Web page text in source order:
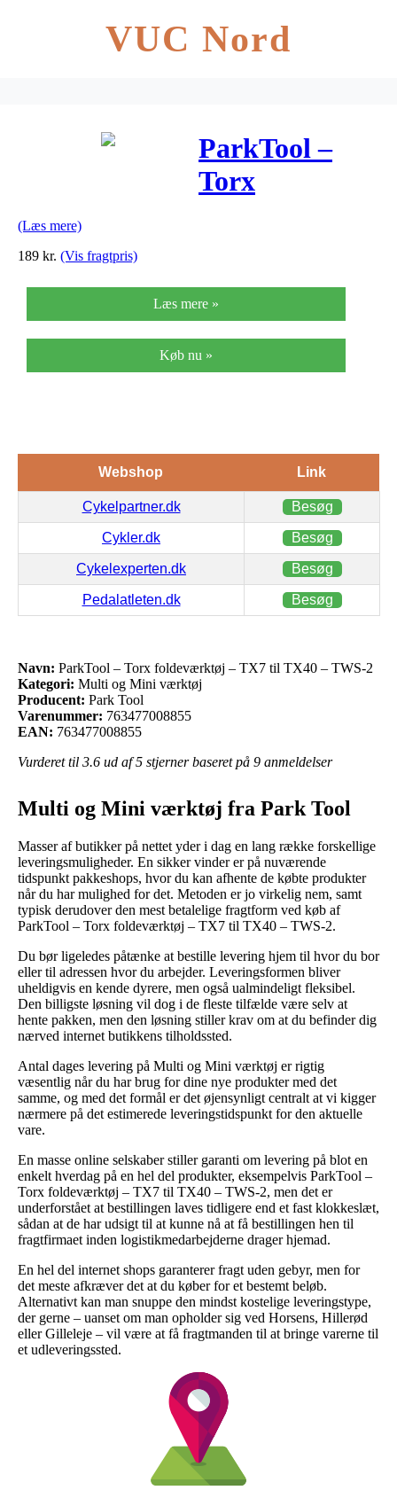
VUC Nord
ParkTool –
Torx
TWS-2
(Læs mere)
189 kr. (Vis fragtpris)
Læs mere »
Køb nu »
Webshop Link
Cykelpartner.dk Besøg
Cykler.dk Besøg
Cykelexperten.dk Besøg
Pedalatleten.dk Besøg
Navn: ParkTool – Torx foldeværktøj – TX7 til TX40 – TWS-2
Kategori: Multi og Mini værktøj
Producent: Park Tool
Varenummer: 763477008855
EAN: 763477008855
Vurderet til 3.6 ud af 5 stjerner baseret på 9 anmeldelser
Multi og Mini værktøj fra Park Tool
Masser af butikker på nettet yder i dag en lang række forskellige
leveringsmuligheder. En sikker vinder er på nuværende
tidspunkt pakkeshops, hvor du kan afhente de købte produkter
når du har mulighed for det. Metoden er jo virkelig nem, samt
typisk derudover den mest betalelige fragtform ved køb af
ParkTool – Torx foldeværktøj – TX7 til TX40 – TWS-2.
Du bør ligeledes påtænke at bestille levering hjem til hvor du bor
eller til adressen hvor du arbejder. Leveringsformen bliver
uheldigvis en kende dyrere, men også ualmindeligt fleksibel.
Den billigste løsning vil dog i de fleste tilfælde være selv at
hente pakken, men den løsning stiller krav om at du befinder dig
nærved internet butikkens tilholdssted.
Antal dages levering på Multi og Mini værktøj er rigtig
væsentlig når du har brug for dine nye produkter med det
samme, og med det formål er det øjensynligt centralt at vi kigger
nærmere på det estimerede leveringstidspunkt for den aktuelle
vare.
En masse online selskaber stiller garanti om levering på blot en
enkelt hverdag på en hel del produkter, eksempelvis ParkTool –
Torx foldeværktøj – TX7 til TX40 – TWS-2, men det er
underforstået at bestillingen laves tidligere end et fast klokkeslæt,
sådan at de har udsigt til at kunne nå at få bestillingen hen til
fragtfirmaet inden logistikmedarbejderne drager hjemad.
En hel del internet shops garanterer fragt uden gebyr, men for
det meste afkræver det at du køber for et bestemt beløb.
Alternativt kan man snuppe den mindst kostelige leveringstype,
der gerne – uanset om man opholder sig ved Horsens, Hillerød
eller Gilleleje – vil være at få fragtmanden til at bringe varerne til
et udleveringssted.